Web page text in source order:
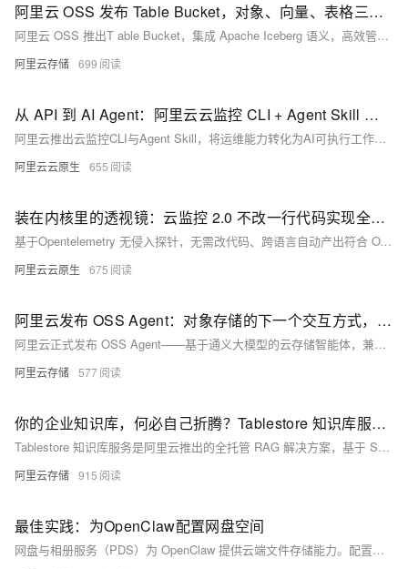
阿里云 OSS 发布 Table Bucket，对象、向量、表格三合一，打造 AI Native 的多模态数据存储统一底座
阿里云 OSS 推出T able Bucket，集成 Apache Iceberg 语义，高效管理海量结构化数据。与对象桶、向量桶协同，构建覆盖非结构化、向量、结构化数据的多模态统一存储底座，支持零改造迁移、实时入湖与跨引擎分析，助力 AI Agent 时代数据高效治理。
阿里云存储 699
从 API 到 AI Agent：阿里云云监控 CLI + Agent Skill 实战
阿里云推出云监控CLI与Agent Skill，将运维能力转化为AI可执行工作流。用户通过自然语言指令，即可由Agent自动完成资源接入、告警管理及数据查询等任务，实现可控、可审计的智能化运维自动化。
阿里云云原生 655
装在内核里的透视镜：云监控 2.0 不改一行代码实现全栈可观测
基于Opentelemetry 无侵入探针，无需改代码、跨语言自动产出符合 OTel 标准的 trace 与 metrics。覆盖 HTTP、gRPC、MySQL、Redis、Kafka、CUDA 等 15+ 协议，并原生支持 OpenAI、通义千问等 GenAI 调用追踪，在云监控2.0 实现可以实现一键接入使用。
阿里云云原生 675
阿里云发布 OSS Agent：对象存储的下一个交互方式，是自然语言
阿里云正式发布 OSS Agent——基于通义大模型的云存储智能体，兼具 7×24 小时智能运维专家与非结构化数据管理平台双重能力，支持自然语言创建 Bucket、异常诊断、健康巡检、费用分析及“ Talk to Bucket ”语义检索，让数据管理更简单高效。
阿里云存储 577
你的企业知识库，何必自己折腾？Tablestore 知识库服务帮你一站式搞定
Tablestore 知识库服务是阿里云推出的全托管 RAG 解决方案，基于 Serverless 架构，支持文档自动解析、向量化、混合检索与Subspace多租户隔离；数据全程留存客户OSS/Tablestore账户，零运维、按量付费，满足金融、政务等高合规场景需求。
阿里云存储 915
最佳实践：为OpenClaw配置网盘空间
网盘与相册服务（PDS）为 OpenClaw 提供云端文件存储能力。配置后，OpenClaw 可直接访问网盘文件作为任务素材，也可将生成的文档、图片、视频等保存到网盘供您下载使用。网盘支持多空间隔离和文件级权限管控，确保不同用户间的数据安全。